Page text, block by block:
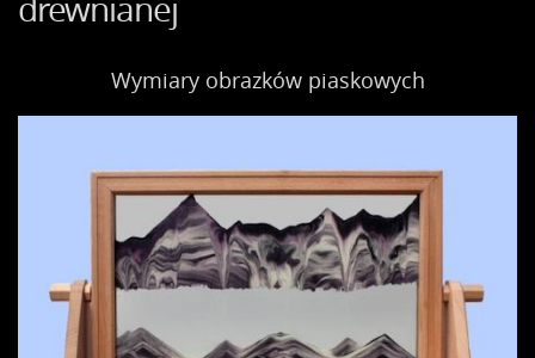
drewnianej
Wymiary obrazków piaskowych